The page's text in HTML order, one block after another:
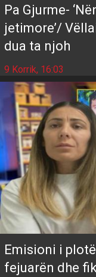
Pa Gjurme-
jetimore’/
dua ta njoh
9 Korrik, 16:03
Emisioni i
fejuarën dhe